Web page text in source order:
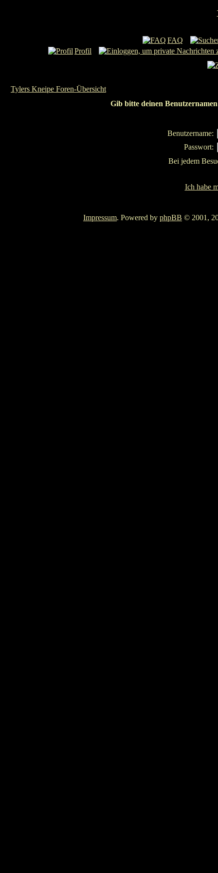
FAQ
Profil
Tylers Kneipe Foren-Übersicht
Gib bitte deinen
Benutzername:
Passwort:
Bei jedem
Ich habe
Impressum. Powered by phpBB © 2001,